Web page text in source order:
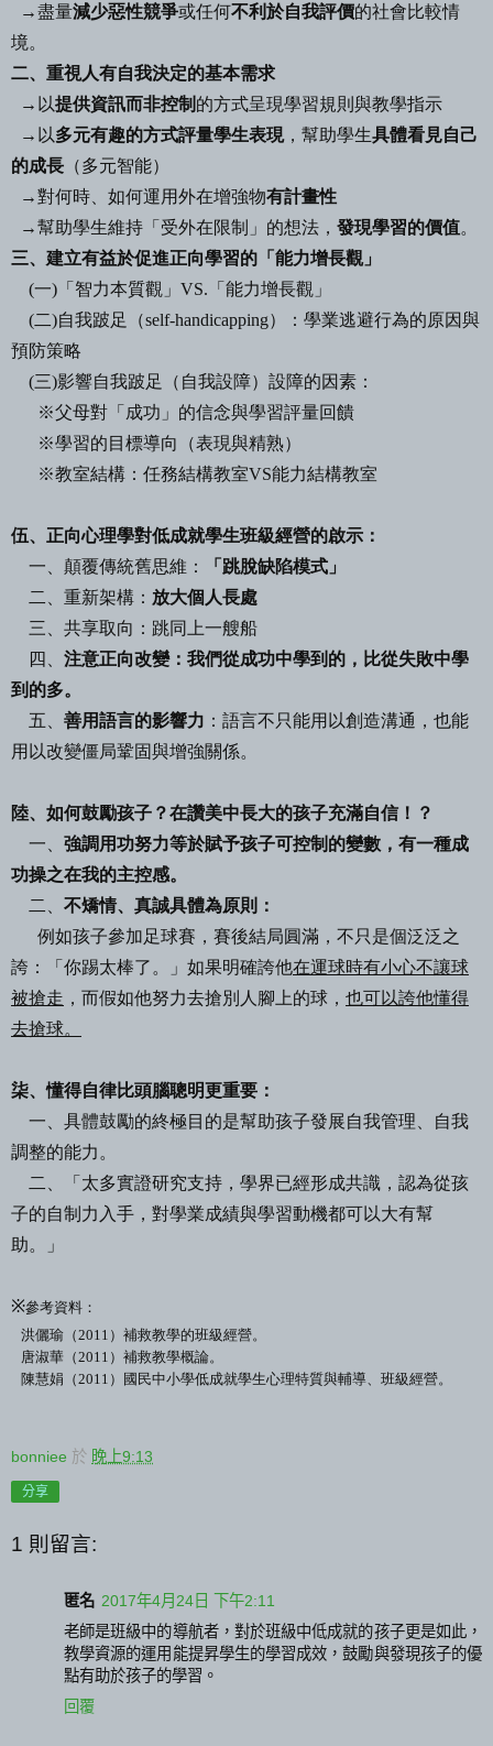
→盡量減少惡性競爭或任何不利於自我評價的社會比較情
境。
二、重視人有自我決定的基本需求
→以提供資訊而非控制 的方式呈現學習規則與教學指示
→以多元有趣的方式評量學生表現，幫助學生具體看見自己
的成長 （多元智能）
→對何時、如何運用外在增強物有計畫性
→幫助學生維持「受外在限制」的想法， 發現學習的價值。
三、建立有益於促進正向學習的「能力增長觀」
(一) 「智力本質觀」 VS. 「能力增長觀」
(二)自我跛足（self-handicapping）：學業逃避行為的原因與
預防策略
(三)影響自我跛足（自我設障）設障的因素：
※父母對「成功」的信念與學習評量回饋
※學習的目標導向（表現與精熟）
※教室結構：任務結構教室VS能力結構教室
伍、正向心理學對低成就學生班級經營的啟示：
一、顛覆傳統舊思維：
「跳脫缺陷模式」
二、重新架構： 放大個人長處
三、共享取向：跳同上一艘船
四、 注意正向改變：我們從成功中學到的，比從失敗中學
到的多。
五、 善用語言的影響力 ：語言不只能用以創造溝通，也能
用以改變僵局鞏固與增強關係。
陸、如何鼓勵孩子？在讚美中長大的孩子充滿自信！？
一、 強調用功努力等於賦予孩子可控制的變數，有一種成
功操之在我的主控感。
二、 不矯情、真誠具體為原則：
例如孩子參加足球賽，賽後結局圓滿，不只是個泛泛之
誇：「你踢太棒了。」如果明確誇他在運球時有小心不讓球
被搶走 ，而假如他努力去搶別人腳上的球， 也可以誇他懂得
去搶球。
柒、懂得自律比頭腦聰明更重要：
一、具體鼓勵的終極目的是幫助孩子發展自我管理、自我
調整的能力。
二、「太多實證研究支持，學界已經形成共識，認為從孩
子的自制力入手，對學業成績與學習動機都可以大有幫
助。」
※參考資料：
洪儷瑜（2011 ）補救教學的班級經營。
唐淑華（2011 ）補救教學概論。
陳慧娟（2011 ）國民中小學低成就學生心理特質與輔導、班級經營。
bonniee 於 晚上9:13
分享
1 則留言:
匿名 2017年4月24日 下午2:11
老師是班級中的導航者，對於班級中低成就的孩子更是如此，
教學資源的運用能提昇學生的學習成效，鼓勵與發現孩子的優
點有助於孩子的學習。
回覆